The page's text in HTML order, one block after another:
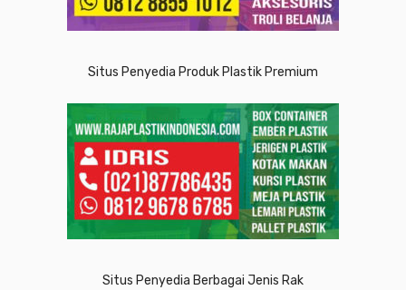
Situs Penyedia Produk Plastik Premium
Situs Penyedia Berbagai Jenis Rak